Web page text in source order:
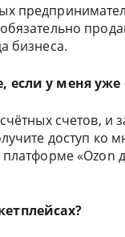
бизнеса.
у меня уже
счетов, и
доступ ко
«Ozon